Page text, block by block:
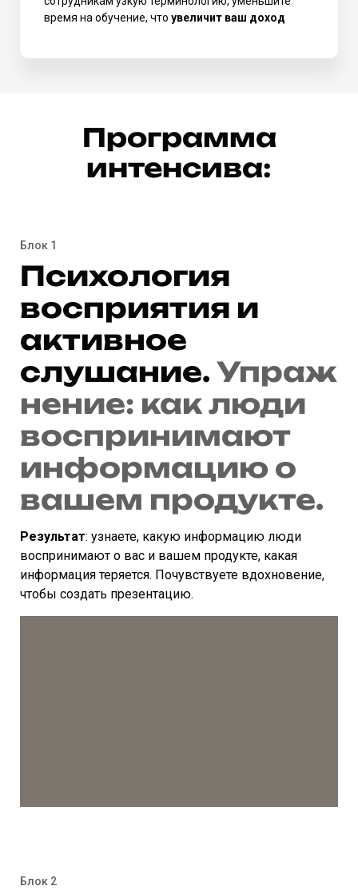
время на обучение, что увеличит ваш доход
Программа
интенсива:
Блок 1
Психология
восприятия и
активное
слушание. Упраж
нение: как люди
воспринимают
информацию о
вашем продукте.
Результат: узнаете, какую информацию люди
воспринимают о вас и вашем продукте, какая
информация теряется. Почувствуете вдохновение,
чтобы создать презентацию.
Блок 2